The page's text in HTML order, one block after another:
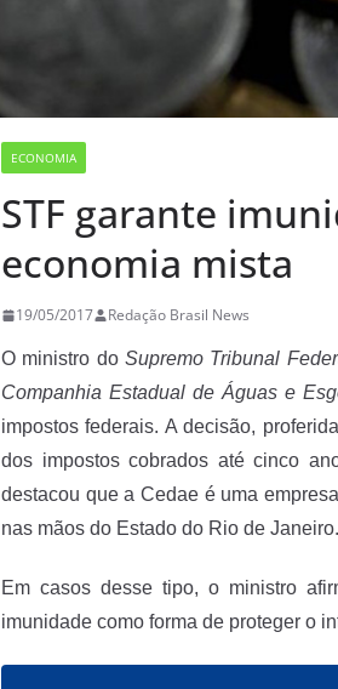
ECONOMIA
STF garante
economia mista
19/05/2017 Redação Brasil News
O ministro do Supremo Tribunal
Companhia Estadual de Águas e
impostos federais. A decisão,
dos impostos cobrados até cinco
destacou que a Cedae é uma
nas mãos do Estado do Rio de Janeiro.
Em casos desse tipo, o ministro
imunidade como forma de proteger o